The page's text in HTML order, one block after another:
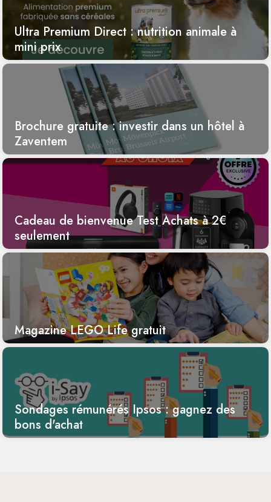
Ultra Premium Direct : nutrition animale à
mini prix
Brochure gratuite : investir dans un hôtel à
Zaventem
Cadeau de bienvenue Test Achats à 2€
seulement
Magazine LEGO Life gratuit
Sondages rémunérés Ipsos : gagnez des
bons d'achat